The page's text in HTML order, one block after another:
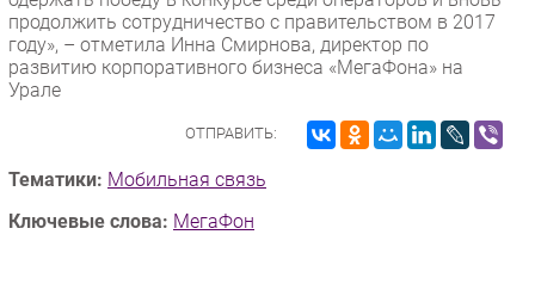
Тестовый стенд
Каталог компаний
продолжить сотрудничество с правительством в 2017
году», – отметила Инна Смирнова, директор по
развитию корпоративного бизнеса «МегаФона» на
Урале
ОТПРАВИТЬ:
Тематики: Мобильная связь
Ключевые слова: МегаФон